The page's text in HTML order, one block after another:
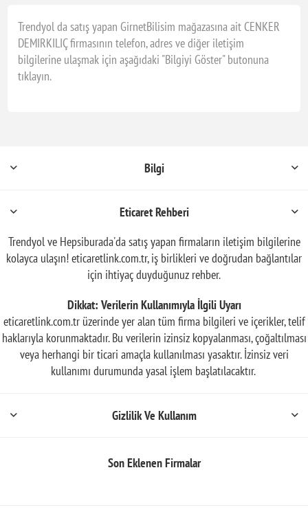
Trendyol da satış yapan GirnetBilisim mağazasına ait CENKER
DEMIRKILIÇ firmasının telefon, adres ve diğer iletişim
bilgilerine ulaşmak için aşağıdaki "Bilgiyi Göster" butonuna
tıklayın.
Bilgi
Eticaret Rehberi
Trendyol ve Hepsiburada'da satış yapan firmaların iletişim bilgilerine
kolayca ulaşın! eticaretlink.com.tr, iş birlikleri ve doğrudan bağlantılar
için ihtiyaç duyduğunuz rehber.
Dikkat: Verilerin Kullanımıyla İlgili Uyarı
eticaretlink.com.tr üzerinde yer alan tüm firma bilgileri ve içerikler, telif
haklarıyla korunmaktadır. Bu verilerin izinsiz kopyalanması, çoğaltılması
veya herhangi bir ticari amaçla kullanılması yasaktır. İzinsiz veri
kullanımı durumunda yasal işlem başlatılacaktır.
Gizlilik Ve Kullanım
Son Eklenen Firmalar